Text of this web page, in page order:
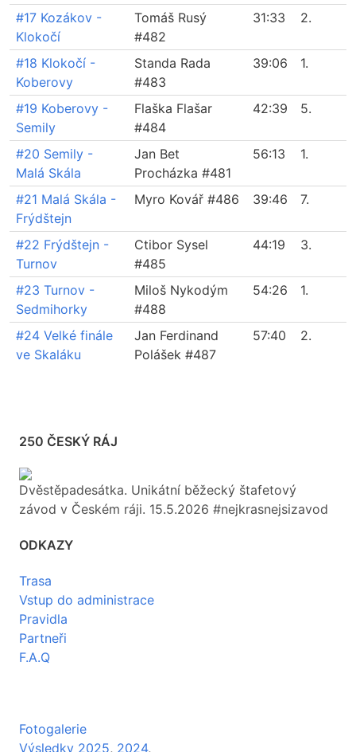
#17 Kozákov -
Klokočí
Tomáš Rusý
#482
31:33 2.
#18 Klokočí -
Koberovy
Standa Rada
#483
39:06 1.
#19 Koberovy -
Semily
Flaška Flašar
#484
42:39 5.
#20 Semily -
Malá Skála
Jan Bet
Procházka #481
56:13 1.
#21 Malá Skála -
Frýdštejn
Myro Kovář #486 39:46 7.
#22 Frýdštejn -
Turnov
Ctibor Sysel
#485
44:19 3.
#23 Turnov -
Sedmihorky
Miloš Nykodým
#488
54:26 1.
#24 Velké finále
ve Skaláku
Jan Ferdinand
Polášek #487
57:40 2.
250 ČESKÝ RÁJ
Dvěstěpadesátka. Unikátní běžecký štafetový
závod v Českém ráji. 15.5.2026 #nejkrasnejsizavod
ODKAZY
Trasa
Vstup do administrace
Pravidla
Partneři
F.A.Q
Fotogalerie
Výsledky 2025, 2024,